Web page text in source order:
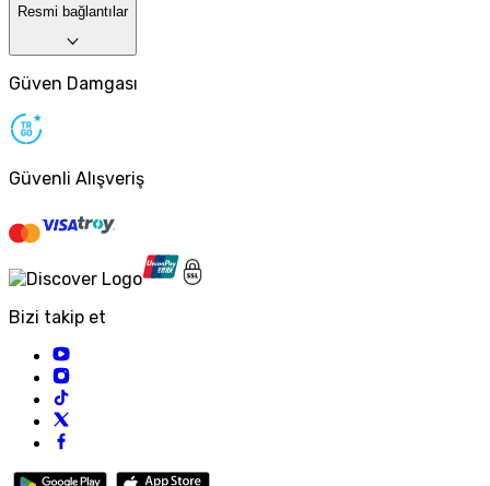
Resmi bağlantılar
Güven Damgası
Güvenli Alışveriş
Bizi takip et